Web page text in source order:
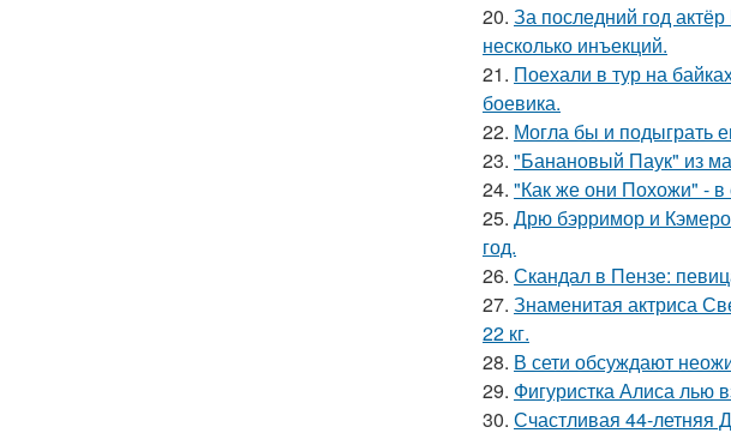
20. За последний год
несколько инъекций.
21. Поехали в тур на
боевика.
22. Могла бы и подыграть
23. "Банановый Паук" из
24. "Как же они Похожи" -
25. Дрю бэрримор и
год.
26. Скандал в Пензе:
27. Знаменитая актриса
22 кг.
28. В сети обсуждают
29. Фигуристка Алиса лью
30. Счастливая 44-летняя